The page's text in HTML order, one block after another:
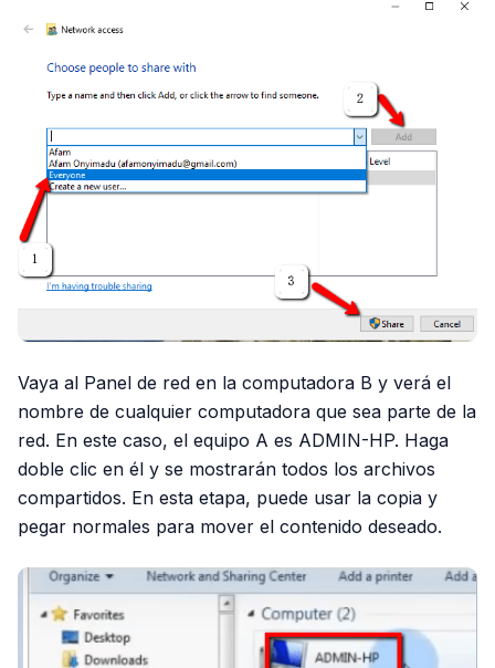
Vaya al Panel de red en la computadora B y verá el
nombre de cualquier computadora que sea parte de la
red. En este caso, el equipo A es ADMIN-HP. Haga
doble clic en él y se mostrarán todos los archivos
compartidos. En esta etapa, puede usar la copia y
pegar normales para mover el contenido deseado.